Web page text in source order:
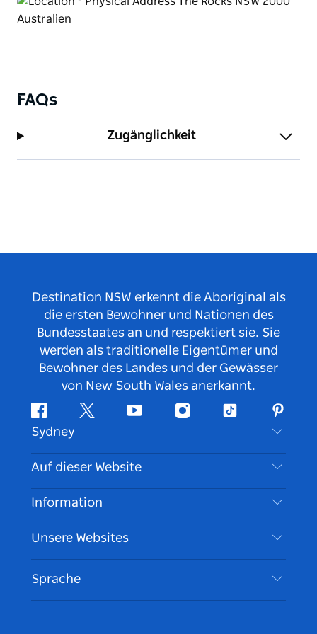
Beinhaltet den Zugang zu einer Spukstätte, die nicht
FAQs
Zugänglichkeit
Destination NSW erkennt die Aboriginal als
die ersten Bewohner und Nationen des
Bundesstaates an und respektiert sie. Sie
werden als traditionelle Eigentümer und
Bewohner des Landes und der Gewässer
von New South Wales anerkannt.
FacebookTwitter YouTubeInstagramTikTok
Sydney
Kontaktieren Sie uns
Haftungsausschluss
Cookie Notice
Auf dieser Website
Reiseziele
Aktivitäten
Veranstaltungen
Unterkunft
Information
Reiseinformationen
Barrierefreies Sydney
Tragen Sie Ihr Unternehmen ein
Unsere Websites
Sprache